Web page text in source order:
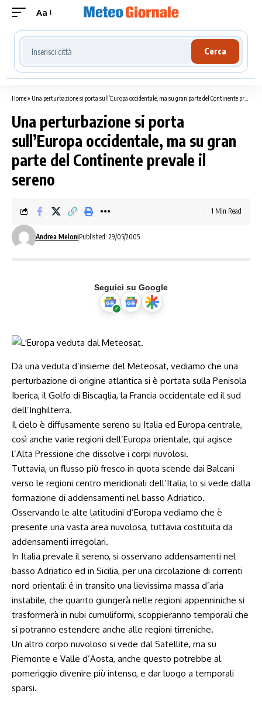
Aa
Cerca località meteo
Cerca
Home» Una perturbazione si porta sull’Europa occidentale, ma su gran parte del Continente prevale il sereno
Una perturbazione si porta
sull’Europa occidentale, ma su gran
parte del Continente prevale il
sereno
Andrea MeloniPublished: 29/05/2005
1 Min Read
Seguici su Google
Da una veduta d’insieme del Meteosat, vediamo che una
perturbazione di origine atlantica si è portata sulla Penisola
Iberica, il Golfo di Biscaglia, la Francia occidentale ed il sud
dell’Inghilterra.
Il cielo è diffusamente sereno su Italia ed Europa centrale,
così anche varie regioni dell’Europa orientale, qui agisce
l’Alta Pressione che dissolve i corpi nuvolosi.
Tuttavia, un flusso più fresco in quota scende dai Balcani
verso le regioni centro meridionali dell’Italia, lo si vede dalla
formazione di addensamenti nel basso Adriatico.
Osservando le alte latitudini d’Europa vediamo che è
presente una vasta area nuvolosa, tuttavia costituita da
addensamenti irregolari.
In Italia prevale il sereno, si osservano addensamenti nel
basso Adriatico ed in Sicilia, per una circolazione di correnti
nord orientali: é in transito una lievissima massa d’aria
instabile, che quanto giungerà nelle regioni appenniniche si
trasformerà in nubi cumuliformi, scoppieranno temporali che
si potranno estendere anche alle regioni tirreniche.
Un altro corpo nuvoloso si vede dal Satellite, ma su
Piemonte e Valle d’Aosta, anche questo potrebbe al
pomeriggio divenire più intenso, e dar luogo a temporali
sparsi.